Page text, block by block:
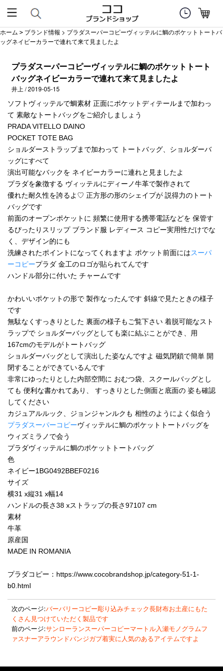
ホーム > ブランド情報 > プラダスーパーコピーヴィッテルに鯛のポケットトートバ
ッグネイビーカラーで連れて来て見ましたよ
プラダスーパーコピーヴィッテルに鯛のポケットトート
バッグネイビーカラーで連れて来て見ましたよ
井上 / 2019-05-15
ソフトヴィッテルで鯛素材 正面にポケットディテールまで加わっ
て 素敵なトートバッグをご紹介しましょう
PRADA VITELLO DAINO
POCKET TOTE BAG
ショルダーストラップまで加わって トートバッグ、ショルダーバ
ッグにすべて
演出可能なバックを ネイビーカラーに連れと見ましたよ
プラダを象徴する ヴィッテルにディーノ牛革で製作されて
優れた耐久性を誇るよ♡ 正方形の形のシェイプが 説得力のトート
バッグです
前面のオープンポケットに 頻繁に使用する携帯電話などを 保管す
るぴったりスリップ ブランド服 レディース コピー実用性だけでな
く、デザイン的にも
洗練されたポイントになってくれますよ ポケット前面にはスーパ
ーコピープラダ 金工のロゴが貼られてんです
ハンドル部分に付いた チャームです
かわいいポケットの形で 製作なったんです 斜線で見たときの様子
です
無駄なくすっきりとした 裏面の様子もご覧下さい 着脱可能なスト
ラップで ショルダーバッグとしても楽に結ぶことができ、用
167cmのモデルがトートバッグ
ショルダーバッグとして演出した姿なんですよ 磁気閉鎖で簡単 開
閉することができているんです
非常にゆったりとした内部空間に おむつ袋、スクールバッグとし
ても 便利な書かれてあり、 すっきりとした側面と底面の 姿も確認
してください
カジュアルルック、ジョンジャンルクも 相性のようによく似合う
プラダスーパーコピーヴィッテルに鯛のポケットトートバッグを
ウィズミラノで会う
プラダヴィッテルに鯛のポケットトートバッグ
色
ネイビー1BG0492BBEF0216
サイズ
横31 x縦31 x幅14
ハンドルの長さ38 xストラップの長さ97107 cm
素材
牛革
原産国
MADE IN ROMANIA
プラダコピー：https://www.cocobrandshop.jp/category-51-1-
b0.html
次のページ:バーバリーコピー彫り込みチェック長財布お土産にもた
くさん見つけていただく製品です
前のページ:サンローランスーパーコピーマートル入瀬モノグラムフ
ァスナーアラウンドバンジガプ着実に人気のあるアイテムですよ